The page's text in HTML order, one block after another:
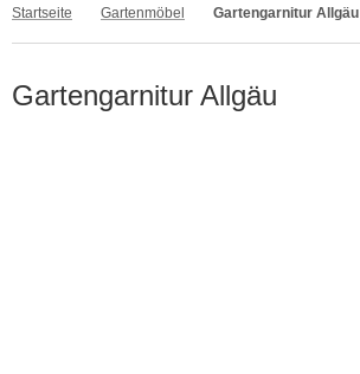
Startseite Gartenmöbel Gartengarnitur Allgäu
Gartengarnitur Allgäu